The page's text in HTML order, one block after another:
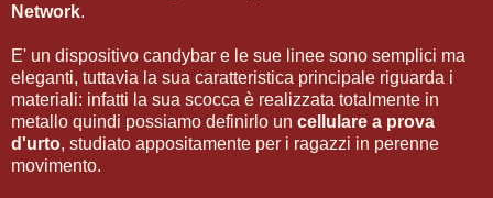
Network.
E' un dispositivo candybar e le sue linee sono semplici ma
eleganti, tuttavia la sua caratteristica principale riguarda i
materiali: infatti la sua scocca è realizzata totalmente in
metallo quindi possiamo definirlo un cellulare a prova
d'urto, studiato appositamente per i ragazzi in perenne
movimento.